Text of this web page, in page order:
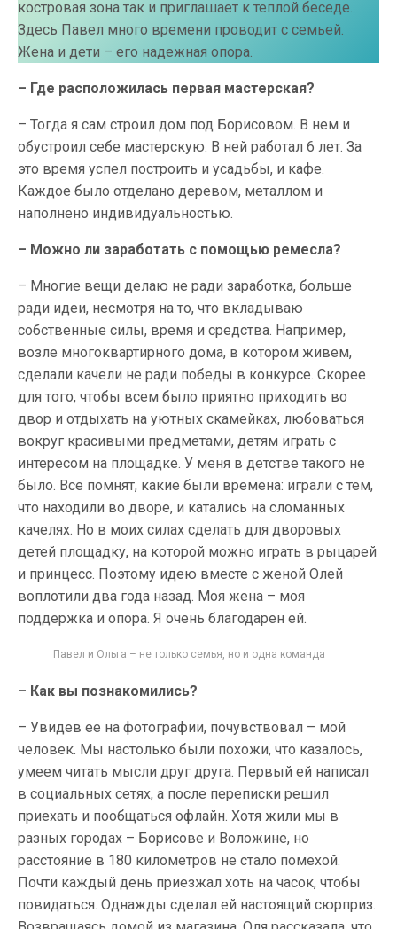
костровая зона так и приглашает к теплой беседе.
Здесь Павел много времени проводит с семьей.
Жена и дети – его надежная опора.
– Где расположилась первая мастерская?
– Тогда я сам строил дом под Борисовом. В нем и
обустроил себе мастерскую. В ней работал 6 лет. За
это время успел построить и усадьбы, и кафе.
Каждое было отделано деревом, металлом и
наполнено индивидуальностью.
– Можно ли заработать с помощью ремесла?
– Многие вещи делаю не ради заработка, больше
ради идеи, несмотря на то, что вкладываю
собственные силы, время и средства. Например,
возле многоквартирного дома, в котором живем,
сделали качели не ради победы в конкурсе. Скорее
для того, чтобы всем было приятно приходить во
двор и отдыхать на уютных скамейках, любоваться
вокруг красивыми предметами, детям играть с
интересом на площадке. У меня в детстве такого не
было. Все помнят, какие были времена: играли с тем,
что находили во дворе, и катались на сломанных
качелях. Но в моих силах сделать для дворовых
детей площадку, на которой можно играть в рыцарей
и принцесс. Поэтому идею вместе с женой Олей
воплотили два года назад. Моя жена – моя
поддержка и опора. Я очень благодарен ей.
Павел и Ольга – не только семья, но и одна команда
– Как вы познакомились?
– Увидев ее на фотографии, почувствовал – мой
человек. Мы настолько были похожи, что казалось,
умеем читать мысли друг друга. Первый ей написал
в социальных сетях, а после переписки решил
приехать и пообщаться офлайн. Хотя жили мы в
разных городах – Борисове и Воложине, но
расстояние в 180 километров не стало помехой.
Почти каждый день приезжал хоть на часок, чтобы
повидаться. Однажды сделал ей настоящий сюрприз.